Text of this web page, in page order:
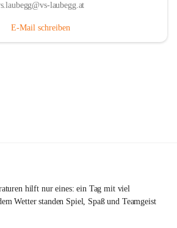
laubegg.at
E-Mail schreiben
hilft nur eines: ein Tag mit viel
Wetter standen Spiel, Spaß und Teamgeist